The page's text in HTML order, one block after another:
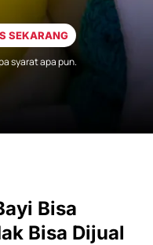
SEKARANG
syarat apa pun.
Bisa
Bisa Dijual